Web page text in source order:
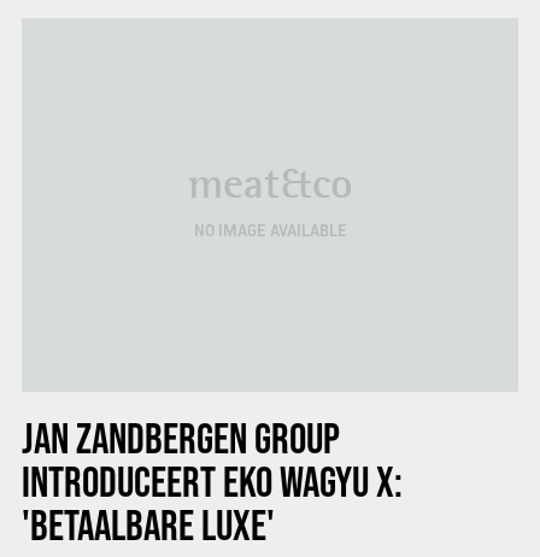
meat&co
NO IMAGE AVAILABLE
JAN ZANDBERGEN GROUP
INTRODUCEERT EKO WAGYU X:
'BETAALBARE LUXE'